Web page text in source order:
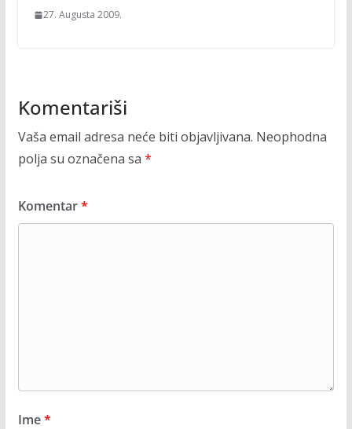
27. Augusta 2009.
Komentariši
Vaša email adresa neće biti objavljivana. Neophodna
polja su označena sa *
Komentar*
Ime*